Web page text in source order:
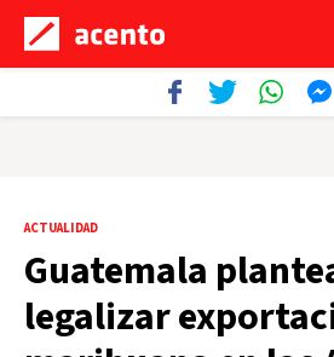
ACTUALIDAD
Guatemala
legalizar